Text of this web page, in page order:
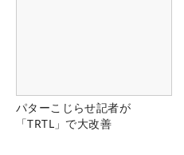
パターこじらせ記者が
「TRTL」で大改善